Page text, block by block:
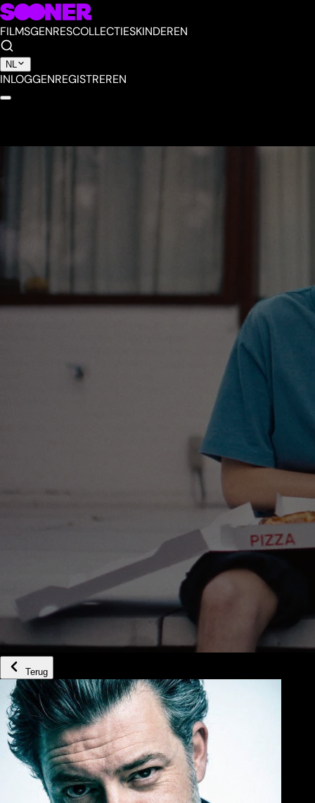
FILMSGENRESCOLLECTIESKINDEREN
NL
INLOGGENREGISTREREN
Terug